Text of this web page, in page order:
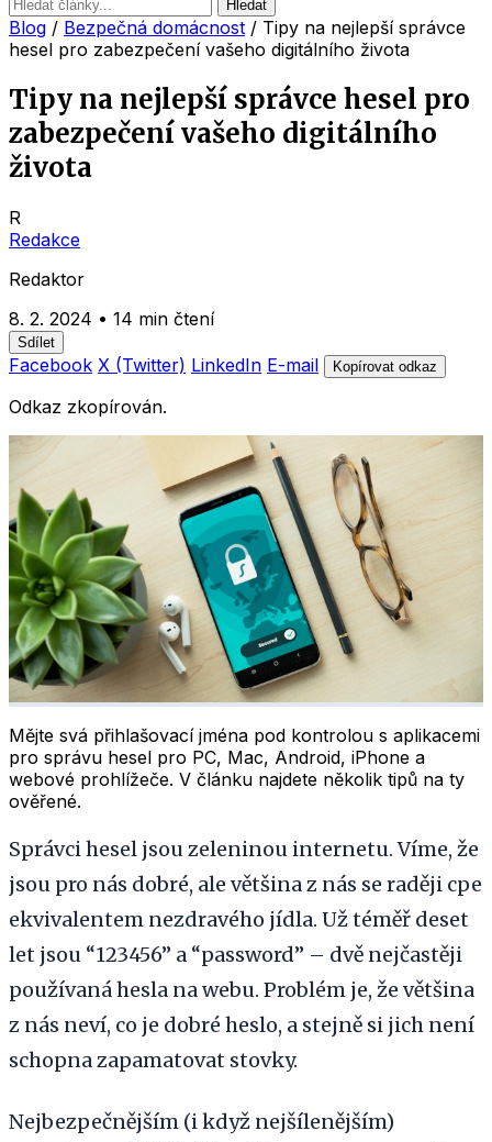
Hledat
Blog / Bezpečná domácnost / Tipy na nejlepší správce
hesel pro zabezpečení vašeho digitálního života
Tipy na nejlepší správce hesel pro
zabezpečení vašeho digitálního
života
R
Redakce
Redaktor
8. 2. 2024 • 14 min čtení
Sdílet
Facebook X (Twitter) LinkedIn E-mail Kopírovat odkaz
Odkaz zkopírován.
Mějte svá přihlašovací jména pod kontrolou s aplikacemi
pro správu hesel pro PC, Mac, Android, iPhone a
webové prohlížeče. V článku najdete několik tipů na ty
ověřené.
Správci hesel jsou zeleninou internetu. Víme, že
jsou pro nás dobré, ale většina z nás se raději cpe
ekvivalentem nezdravého jídla. Už téměř deset
let jsou “123456” a “password” – dvě nejčastěji
používaná hesla na webu. Problém je, že většina
z nás neví, co je dobré heslo, a stejně si jich není
schopna zapamatovat stovky.
Nejbezpečnějším (i když nejšílenějším)